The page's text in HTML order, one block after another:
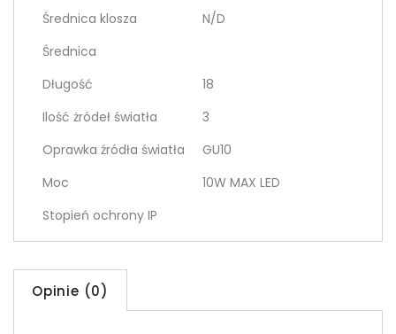
Średnica klosza
N/D
Średnica
Długość
18
Ilość żródeł światła
3
Oprawka źródła światła
GU10
Moc
10W MAX LED
Stopień ochrony IP
Opinie (0)